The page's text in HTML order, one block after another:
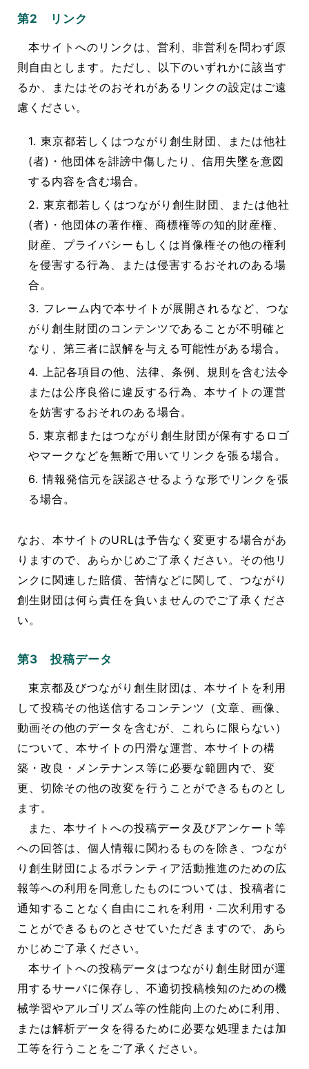
第2 リンク
本サイトへのリンクは、営利、非営利を問わず原
則自由とします。ただし、以下のいずれかに該当す
るか、またはそのおそれがあるリンクの設定はご遠
慮ください。
1. 東京都若しくはつながり創生財団、または他社
(者)・他団体を誹謗中傷したり、信用失墜を意図
する内容を含む場合。
2. 東京都若しくはつながり創生財団、または他社
(者)・他団体の著作権、商標権等の知的財産権、
財産、プライバシーもしくは肖像権その他の権利
を侵害する行為、または侵害するおそれのある場
合。
3. フレーム内で本サイトが展開されるなど、つな
がり創生財団のコンテンツであることが不明確と
なり、第三者に誤解を与える可能性がある場合。
4. 上記各項目の他、法律、条例、規則を含む法令
または公序良俗に違反する行為、本サイトの運営
を妨害するおそれのある場合。
5. 東京都またはつながり創生財団が保有するロゴ
やマークなどを無断で用いてリンクを張る場合。
6. 情報発信元を誤認させるような形でリンクを張
る場合。
なお、本サイトのURLは予告なく変更する場合があ
りますので、あらかじめご了承ください。その他リ
ンクに関連した賠償、苦情などに関して、つながり
創生財団は何ら責任を負いませんのでご了承くださ
い。
第3 投稿データ
東京都及びつながり創生財団は、本サイトを利用
して投稿その他送信するコンテンツ（文章、画像、
動画その他のデータを含むが、これらに限らない）
について、本サイトの円滑な運営、本サイトの構
築・改良・メンテナンス等に必要な範囲内で、変
更、切除その他の改変を行うことができるものとし
ます。
また、本サイトへの投稿データ及びアンケート等
への回答は、個人情報に関わるものを除き、つなが
り創生財団によるボランティア活動推進のための広
報等への利用を同意したものについては、投稿者に
通知することなく自由にこれを利用・二次利用する
ことができるものとさせていただきますので、あら
かじめご了承ください。
本サイトへの投稿データはつながり創生財団が運
用するサーバに保存し、不適切投稿検知のための機
械学習やアルゴリズム等の性能向上のために利用、
または解析データを得るために必要な処理または加
工等を行うことをご了承ください。